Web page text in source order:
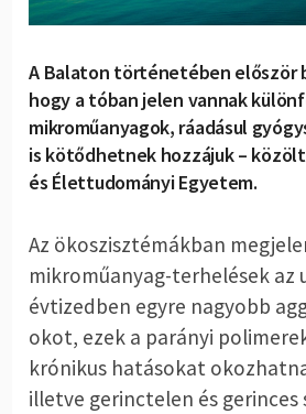
A Balaton történetében először
hogy a tóban jelen vannak
mikroműanyagok, ráadásul
is kötődhetnek hozzájuk –
és Élettudományi Egyetem.
Az ökoszisztémákban
mikroműanyag-terhelések az
évtizedben egyre nagyobb
okot, ezek a parányi
krónikus hatásokat
illetve gerinctelen és gerinces